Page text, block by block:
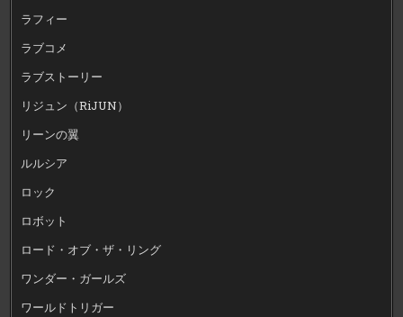
ラフィー
ラブコメ
ラブストーリー
リジュン（RiJUN）
リーンの翼
ルルシア
ロック
ロボット
ロード・オブ・ザ・リング
ワンダー・ガールズ
ワールドトリガー